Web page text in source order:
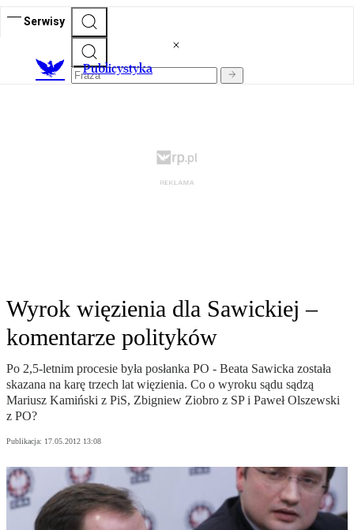
Serwisy
Publicystyka
Wyrok więzienia dla Sawickiej –
komentarze polityków
Po 2,5-letnim procesie była posłanka PO - Beata Sawicka została
skazana na karę trzech lat więzienia. Co o wyroku sądu sądzą
Mariusz Kamiński z PiS, Zbigniew Ziobro z SP i Paweł Olszewski
z PO?
Publikacja: 17.05.2012 13:08